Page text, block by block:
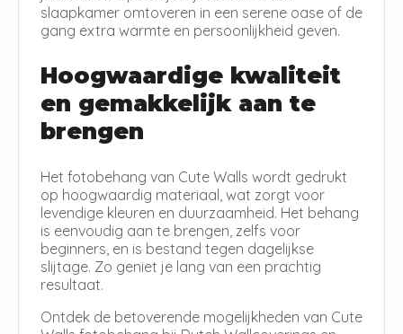
slaapkamer omtoveren in een serene oase of de
gang extra warmte en persoonlijkheid geven.
Hoogwaardige kwaliteit
en gemakkelijk aan te
brengen
Het fotobehang van Cute Walls wordt gedrukt
op hoogwaardig materiaal, wat zorgt voor
levendige kleuren en duurzaamheid. Het behang
is eenvoudig aan te brengen, zelfs voor
beginners, en is bestand tegen dagelijkse
slijtage. Zo geniet je lang van een prachtig
resultaat.
Ontdek de betoverende mogelijkheden van Cute